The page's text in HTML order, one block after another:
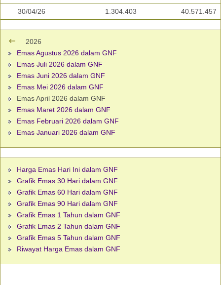
30/04/26 1.304.403 40.571.457
2026
Emas Agustus 2026 dalam GNF
Emas Juli 2026 dalam GNF
Emas Juni 2026 dalam GNF
Emas Mei 2026 dalam GNF
Emas April 2026 dalam GNF
Emas Maret 2026 dalam GNF
Emas Februari 2026 dalam GNF
Emas Januari 2026 dalam GNF
Harga Emas Hari Ini dalam GNF
Grafik Emas 30 Hari dalam GNF
Grafik Emas 60 Hari dalam GNF
Grafik Emas 90 Hari dalam GNF
Grafik Emas 1 Tahun dalam GNF
Grafik Emas 2 Tahun dalam GNF
Grafik Emas 5 Tahun dalam GNF
Riwayat Harga Emas dalam GNF